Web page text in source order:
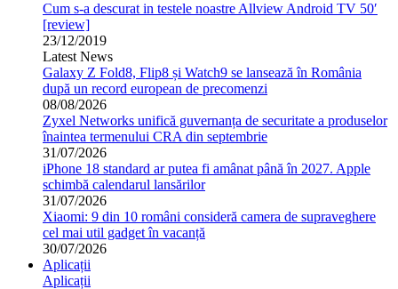
Cum s-a descurat in testele noastre Allview Android TV 50′
[review]
23/12/2019
Latest News
Galaxy Z Fold8, Flip8 și Watch9 se lansează în România
după un record european de precomenzi
08/08/2026
Zyxel Networks unifică guvernanța de securitate a produselor
înaintea termenului CRA din septembrie
31/07/2026
iPhone 18 standard ar putea fi amânat până în 2027. Apple
schimbă calendarul lansărilor
31/07/2026
Xiaomi: 9 din 10 români consideră camera de supraveghere
cel mai util gadget în vacanță
30/07/2026
Aplicații
Aplicații